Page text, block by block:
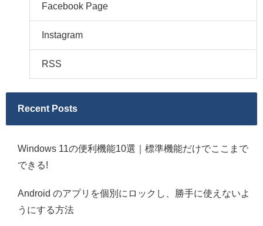
Facebook Page
Instagram
RSS
Recent Posts
Windows 11の便利機能10選｜標準機能だけでここまで
できる!
Android のアプリを個別にロックし、勝手に使えないよ
うにする方法